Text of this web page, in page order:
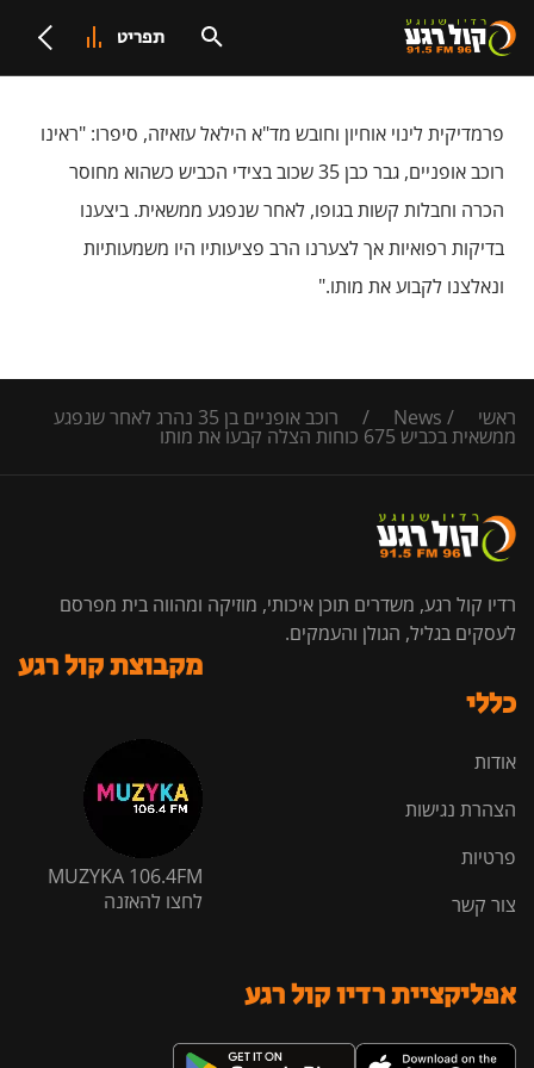
תפריט
פרמדיקית לינוי אוחיון וחובש מד"א הילאל עזאיזה, סיפרו: "ראינו
רוכב אופניים, גבר כבן 35 שכוב בצידי הכביש כשהוא מחוסר
הכרה וחבלות קשות בגופו, לאחר שנפגע ממשאית. ביצענו
בדיקות רפואיות אך לצערנו הרב פציעותיו היו משמעותיות
ונאלצנו לקבוע את מותו."
ראשי /
News
/ רוכב אופניים בן 35 נהרג לאחר שנפגע
ממשאית בכביש 675 כוחות הצלה קבעו את מותו
רדיו קול רגע, משדרים תוכן איכותי, מוזיקה ומהווה בית מפרסם
לעסקים בגליל, הגולן והעמקים.
כללי
אודות
הצהרת נגישות
פרטיות
צור קשר
מקבוצת קול רגע
MUZYKA 106.4FM
לחצו להאזנה
אפליקציית רדיו קול רגע